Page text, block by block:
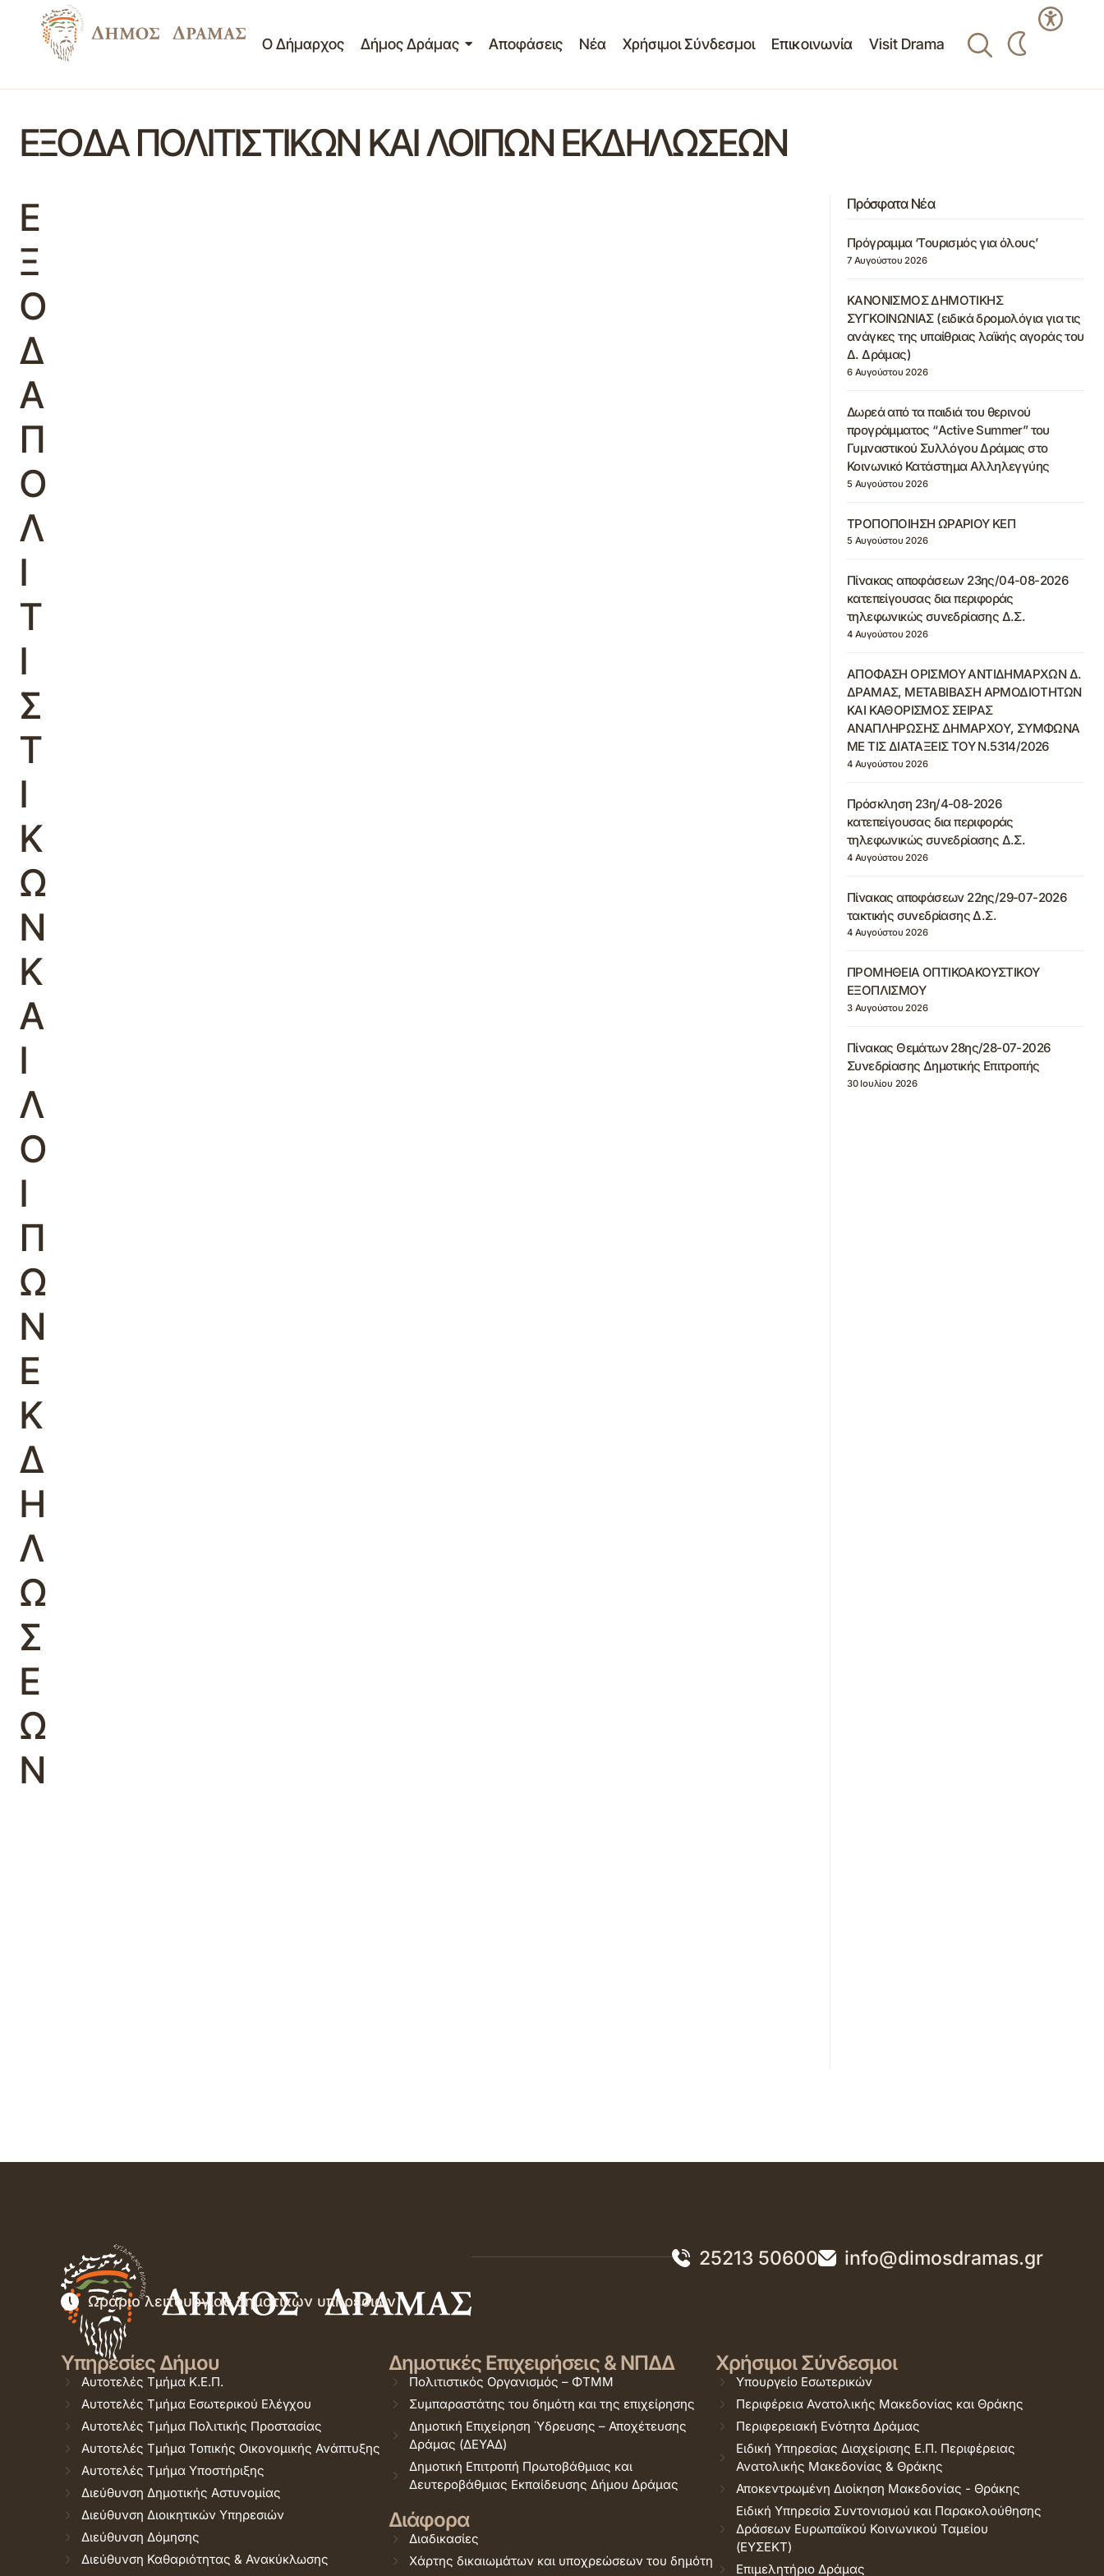
Ο Δήμαρχος Δήμος Δράμας Αποφάσεις Νέα Χρήσιμοι Σύνδεσμοι Επικοινωνία Visit Drama
ΕΞΟΔΑ ΠΟΛΙΤΙΣΤΙΚΩΝ ΚΑΙ ΛΟΙΠΩΝ ΕΚΔΗΛΩΣΕΩΝ
Ε
Ξ
Ο
Δ
Α
Π
Ο
Λ
Ι
Τ
Ι
Σ
Τ
Ι
Κ
Ω
Ν
Κ
Α
Ι
Λ
Ο
Ι
Π
Ω
Ν
Ε
Κ
Δ
Η
Λ
Ω
Σ
Ε
Ω
Ν
Πρόσφατα Νέα
Πρόγραμμα ‘Τουρισμός για όλους’
7 Αυγούστου 2026
ΚΑΝΟΝΙΣΜΟΣ ΔΗΜΟΤΙΚΗΣ
ΣΥΓΚΟΙΝΩΝΙΑΣ (ειδικά δρομολόγια για τις
ανάγκες της υπαίθριας λαϊκής αγοράς του
Δ. Δράμας)
6 Αυγούστου 2026
Δωρεά από τα παιδιά του θερινού
προγράμματος “Active Summer” του
Γυμναστικού Συλλόγου Δράμας στο
Κοινωνικό Κατάστημα Αλληλεγγύης
5 Αυγούστου 2026
ΤΡΟΠΟΠΟΙΗΣΗ ΩΡΑΡΙΟΥ ΚΕΠ
5 Αυγούστου 2026
Πίνακας αποφάσεων 23ης/04-08-2026
κατεπείγουσας δια περιφοράς
τηλεφωνικώς συνεδρίασης Δ.Σ.
4 Αυγούστου 2026
ΑΠΟΦΑΣΗ ΟΡΙΣΜΟΥ ΑΝΤΙΔΗΜΑΡΧΩΝ Δ.
ΔΡΑΜΑΣ, ΜΕΤΑΒΙΒΑΣΗ ΑΡΜΟΔΙΟΤΗΤΩΝ
ΚΑΙ ΚΑΘΟΡΙΣΜΟΣ ΣΕΙΡΑΣ
ΑΝΑΠΛΗΡΩΣΗΣ ΔΗΜΑΡΧΟΥ, ΣΥΜΦΩΝΑ
ΜΕ ΤΙΣ ΔΙΑΤΑΞΕΙΣ ΤΟΥ Ν.5314/2026
4 Αυγούστου 2026
Πρόσκληση 23η/4-08-2026
κατεπείγουσας δια περιφοράς
τηλεφωνικώς συνεδρίασης Δ.Σ.
4 Αυγούστου 2026
Πίνακας αποφάσεων 22ης/29-07-2026
τακτικής συνεδρίασης Δ.Σ.
4 Αυγούστου 2026
ΠΡΟΜΗΘΕΙΑ ΟΠΤΙΚΟΑΚΟΥΣΤΙΚΟΥ
ΕΞΟΠΛΙΣΜΟΥ
3 Αυγούστου 2026
Πίνακας Θεμάτων 28ης/28-07-2026
Συνεδρίασης Δημοτικής Επιτροπής
30 Ιουλίου 2026
25213 50600 info@dimosdramas.gr
Ωράριο λειτουργίας δημοτικών υπηρεσιών
Υπηρεσίες Δήμου
Αυτοτελές Τμήμα Κ.Ε.Π.
Αυτοτελές Τμήμα Εσωτερικού Ελέγχου
Αυτοτελές Τμήμα Πολιτικής Προστασίας
Αυτοτελές Τμήμα Τοπικής Οικονομικής Ανάπτυξης
Αυτοτελές Τμήμα Υποστήριξης
Διεύθυνση Δημοτικής Αστυνομίας
Διεύθυνση Διοικητικών Υπηρεσιών
Διεύθυνση Δόμησης
Διεύθυνση Καθαριότητας & Ανακύκλωσης
Δημοτικές Επιχειρήσεις & ΝΠΔΔ
Πολιτιστικός Οργανισμός – ΦΤΜΜ
Συμπαραστάτης του δημότη και της επιχείρησης
Δημοτική Επιχείρηση Ύδρευσης – Αποχέτευσης
Δράμας (ΔΕΥΑΔ)
Δημοτική Επιτροπή Πρωτοβάθμιας και
Δευτεροβάθμιας Εκπαίδευσης Δήμου Δράμας
Διάφορα
Διαδικασίες
Χάρτης δικαιωμάτων και υποχρεώσεων του δημότη
Χρήσιμοι Σύνδεσμοι
Υπουργείο Εσωτερικών
Περιφέρεια Ανατολικής Μακεδονίας και Θράκης
Περιφερειακή Ενότητα Δράμας
Ειδική Υπηρεσίας Διαχείρισης Ε.Π. Περιφέρειας
Ανατολικής Μακεδονίας & Θράκης
Αποκεντρωμένη Διοίκηση Μακεδονίας - Θράκης
Ειδική Υπηρεσία Συντονισμού και Παρακολούθησης
Δράσεων Ευρωπαϊκού Κοινωνικού Ταμείου
(ΕΥΣΕΚΤ)
Επιμελητήριο Δράμας